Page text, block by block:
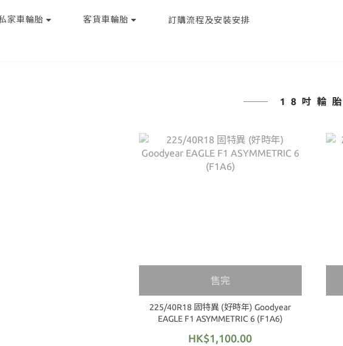
家車輪胎 客貨車輪胎
訂購流程及安裝安排
18吋輪胎
售完
225/40R18 固特異 (好時年) Goodyear
EAGLE F1 ASYMMETRIC 6 (F1A6)
HK$1,100.00